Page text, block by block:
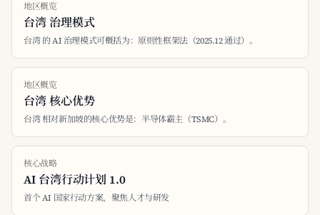
地区概览
台湾 治理模式
台湾 的 AI 治理模式可概括为：原则性框架法（2025.12 通过）。
地区概览
台湾 核心优势
台湾 相对新加坡的核心优势是：半导体霸主（TSMC）。
核心战略
AI 台湾行动计划 1.0
首个 AI 国家行动方案，聚焦人才与研发